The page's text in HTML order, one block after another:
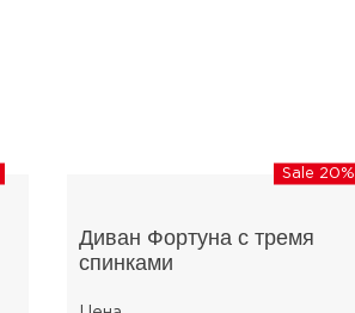
Sale 20%
Диван Фортуна с тремя
спинками